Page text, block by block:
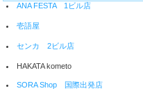
ANA FESTA 1ビル店
壱語屋
センカ 2ビル店
HAKATA kometo
SORA Shop 国際出発店